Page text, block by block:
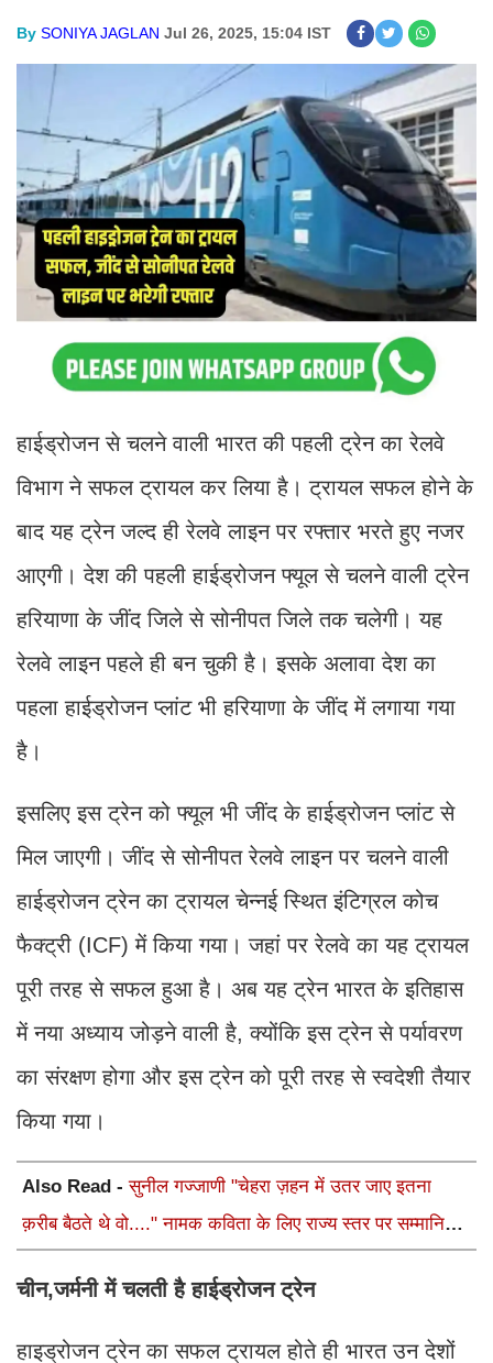
By SONIYA JAGLAN Jul 26, 2025, 15:04 IST
हाईड्रोजन से चलने वाली भारत की पहली ट्रेन का रेलवे
विभाग ने सफल ट्रायल कर लिया है। ट्रायल सफल होने के
बाद यह ट्रेन जल्द ही रेलवे लाइन पर रफ्तार भरते हुए नजर
आएगी। देश की पहली हाईड्रोजन फ्यूल से चलने वाली ट्रेन
हरियाणा के जींद जिले से सोनीपत जिले तक चलेगी। यह
रेलवे लाइन पहले ही बन चुकी है। इसके अलावा देश का
पहला हाईड्रोजन प्लांट भी हरियाणा के जींद में लगाया गया
है।
इसलिए इस ट्रेन को फ्यूल भी जींद के हाईड्रोजन प्लांट से
मिल जाएगी। जींद से सोनीपत रेलवे लाइन पर चलने वाली
हाईड्रोजन ट्रेन का ट्रायल चेन्नई स्थित इंटिग्रल कोच
फैक्ट्री (ICF) में किया गया। जहां पर रेलवे का यह ट्रायल
पूरी तरह से सफल हुआ है। अब यह ट्रेन भारत के इतिहास
में नया अध्याय जोड़ने वाली है, क्योंकि इस ट्रेन से पर्यावरण
का संरक्षण होगा और इस ट्रेन को पूरी तरह से स्वदेशी तैयार
किया गया।
Also Read -सुनील गज्जाणी "चेहरा ज़हन में उतर जाए इतना
क़रीब बैठते थे वो...." नामक कविता के लिए राज्य स्तर पर सम्मानित
चीन,जर्मनी में चलती है हाईड्रोजन ट्रेन
हाइड्रोजन ट्रेन का सफल ट्रायल होते ही भारत उन देशों